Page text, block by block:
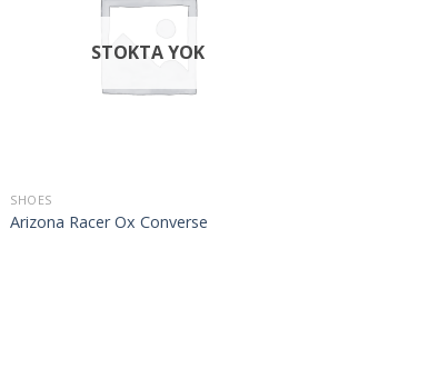
STOKTA YOK
SHOES
Arizona Racer Ox Converse